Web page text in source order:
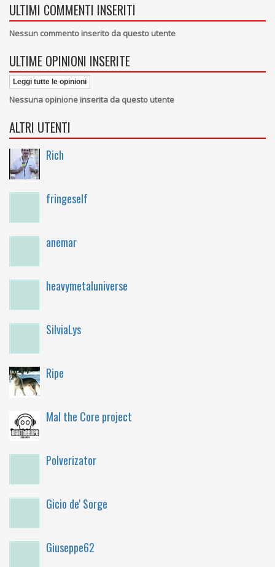
ULTIMI COMMENTI INSERITI
Nessun commento inserito da questo utente
ULTIME OPINIONI INSERITE
Leggi tutte le opinioni
Nessuna opinione inserita da questo utente
ALTRI UTENTI
Rich
fringeself
anemar
heavymetaluniverse
SilviaLys
Ripe
Mal the Core project
Polverizator
Gicio de' Sorge
Giuseppe62